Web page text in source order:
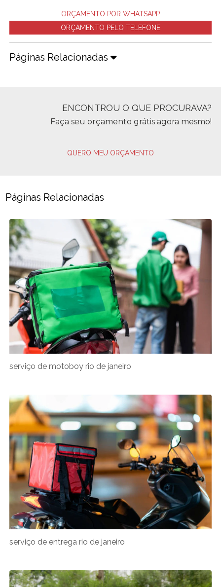
ORÇAMENTO POR WHATSAPP
ORÇAMENTO PELO TELEFONE
Páginas Relacionadas
ENCONTROU O QUE PROCURAVA?
Faça seu orçamento grátis agora mesmo!
QUERO MEU ORÇAMENTO
Páginas Relacionadas
serviço de motoboy rio de janeiro
serviço de entrega rio de janeiro